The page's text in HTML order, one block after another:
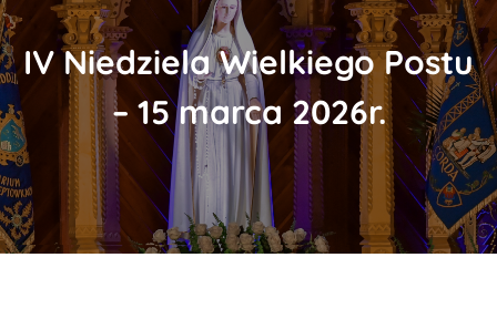
IV Niedziela Wielkiego Postu
– 15 marca 2026r.